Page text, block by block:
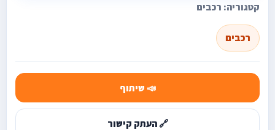
קטגוריה: רכבים
רכבים
📣 שיתוף
🔗 העתק קישור